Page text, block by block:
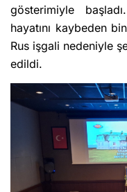
gösterimiyle
hayatını kaybeden
Rus işgali nedeniyle
edildi.